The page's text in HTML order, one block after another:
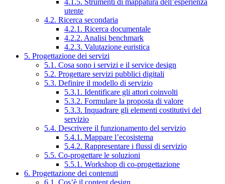
utente
4.2. Ricerca secondaria
4.2.1. Ricerca documentale
4.2.2. Analisi benchmark
4.2.3. Valutazione euristica
5. Progettazione dei servizi
5.1. Cosa sono i servizi e il service design
5.2. Progettare servizi pubblici digitali
5.3. Definire il modello di servizio
5.3.1. Identificare gli attori coinvolti
5.3.2. Formulare la proposta di valore
5.3.3. Inquadrare gli elementi costitutivi del
servizio
5.4. Descrivere il funzionamento del servizio
5.4.1. Mappare l’ecosistema
5.4.2. Rappresentare i flussi di servizio
5.5. Co-progettare le soluzioni
5.5.1. Workshop di co-progettazione
6. Progettazione dei contenuti
6.1. Cos’è il content design